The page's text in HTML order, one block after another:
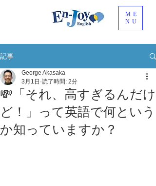
ME
NU
記事
💸「それ、高すぎるんだけ
ど！」って英語で何という
か知っていますか？
George Akasaka
3月1日 読了時間: 2分